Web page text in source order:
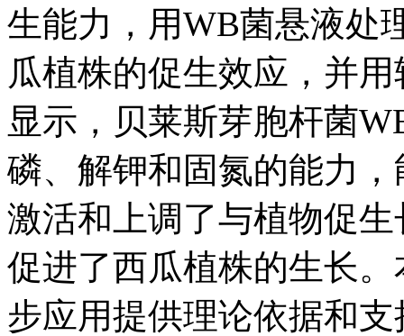
生能力，用WB菌悬液处
瓜植株的促生效应，并
显示，贝莱斯芽胞杆菌
磷、解钾和固氮的能力
激活和上调了与植物促
促进了西瓜植株的生长
步应用提供理论依据和支